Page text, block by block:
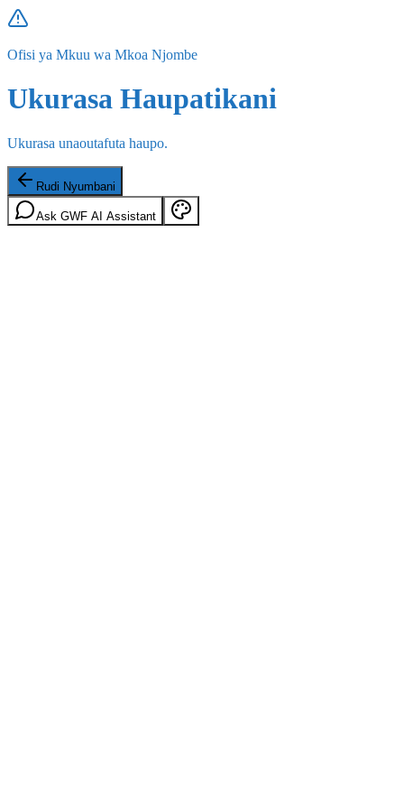
Ofisi ya Mkuu wa Mkoa Njombe
Ukurasa Haupatikani
Ukurasa unaoutafuta haupo.
Rudi Nyumbani
Ask GWF AI Assistant